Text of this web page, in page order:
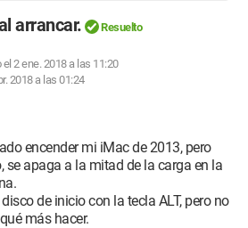
arrancar. Resuelto
el 2 ene. 2018 a las 11:20
2018 a las 01:24
encender mi iMac de 2013, pero
se apaga a la mitad de la carga en la
de inicio con la tecla ALT, pero no
más hacer.